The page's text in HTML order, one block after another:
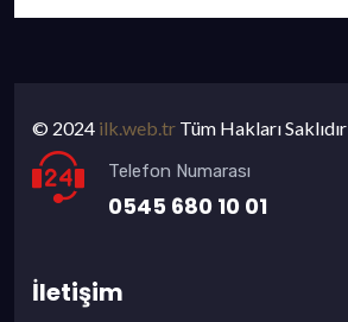
© 2024 ilk.web.tr Tüm Hakları Saklıdır
Telefon Numarası
0545 680 10 01
İletişim